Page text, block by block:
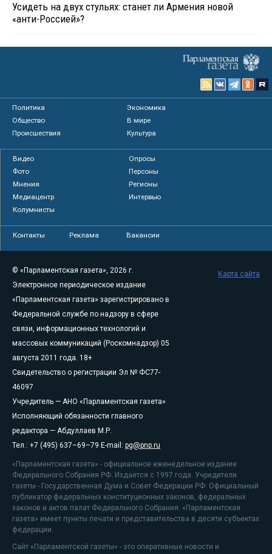
Усидеть на двух стульях: станет ли Армения новой
«анти-Россией»?
Политика
Экономика
Общество
В мире
Происшествия
Культура
Видео
Опросы
Фото
Персоны
Мнения
Регионы
Медиацентр
Интервью
Колумнисты
Контакты Реклама Вакансии
© «Парламентская газета», 2026 г.
Электронное периодическое издание
«Парламентская газета» зарегистрировано в
Федеральной службе по надзору в сфере
связи, информационных технологий и
массовых коммуникаций (Роскомнадзор) 05
августа 2011 года. 18+
Свидетельство о регистрации Эл № ФС77-
46097
Учредитель — АНО «Парламентская газета»
Исполняющий обязанности главного
редактора — Абдуллаев М.Р.
Тел.: +7 (495) 637–69–79 E-mail: pg@pnp.ru
«Парламентская газета» - официальное еженедельное издание
Федерального Собрания РФ. Издается с 1997 года. Учредители
газеты - Государственная Дума и Совет Федерации РФ. Официальный
публикатор федеральных конституционных законов, федеральных
законов и актов палат Федерального Собрания. «Парламентская
газета» имеет пункты печати и представительства в десяти субъектах
федерации.
Сайт «Парламентской газеты» - это оперативные новости и
Карта сайта